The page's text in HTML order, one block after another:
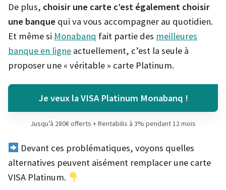
De plus, choisir une carte c’est également choisir
une banque qui va vous accompagner au quotidien.
Et même si Monabanq fait partie des meilleures
banque en ligne actuellement, c’est la seule à
proposer une « véritable » carte Platinum.
Je veux la VISA Platinum Monabanq !
Jusqu’à 280€ offerts + Rentabilis à 3% pendant 12 mois
Devant ces problématiques, voyons quelles
alternatives peuvent aisément remplacer une carte
VISA Platinum.